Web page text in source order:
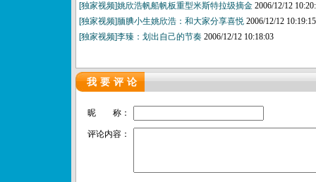
[独家视频]姚欣浩帆船帆板重型米斯特拉级摘金 2006/12/12
[独家视频]腼腆小生姚欣浩：和大家分享喜悦 2006/12/12 10:19:15
[独家视频]李臻：划出自己的节奏 2006/12/12 10:18:03
我要评论
昵 称：
评论内容：